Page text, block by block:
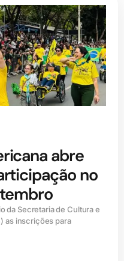
abre
no
da Secretaria de Cultura e
as inscrições para